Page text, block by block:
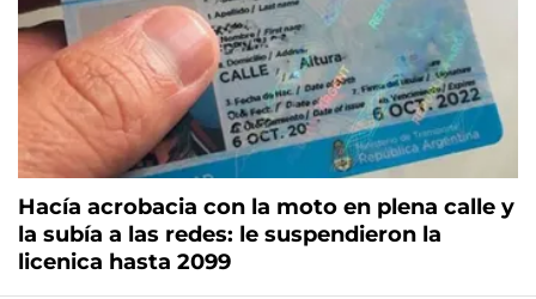
Hacía acrobacia con la moto en plena calle y
la subía a las redes: le suspendieron la
licenica hasta 2099